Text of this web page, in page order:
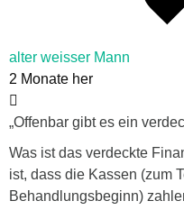
alter weisser Mann
2 Monate her
„Offenbar gibt es ein
Was ist das verdeckte
ist, dass die Kassen (zum
Behandlungsbeginn)